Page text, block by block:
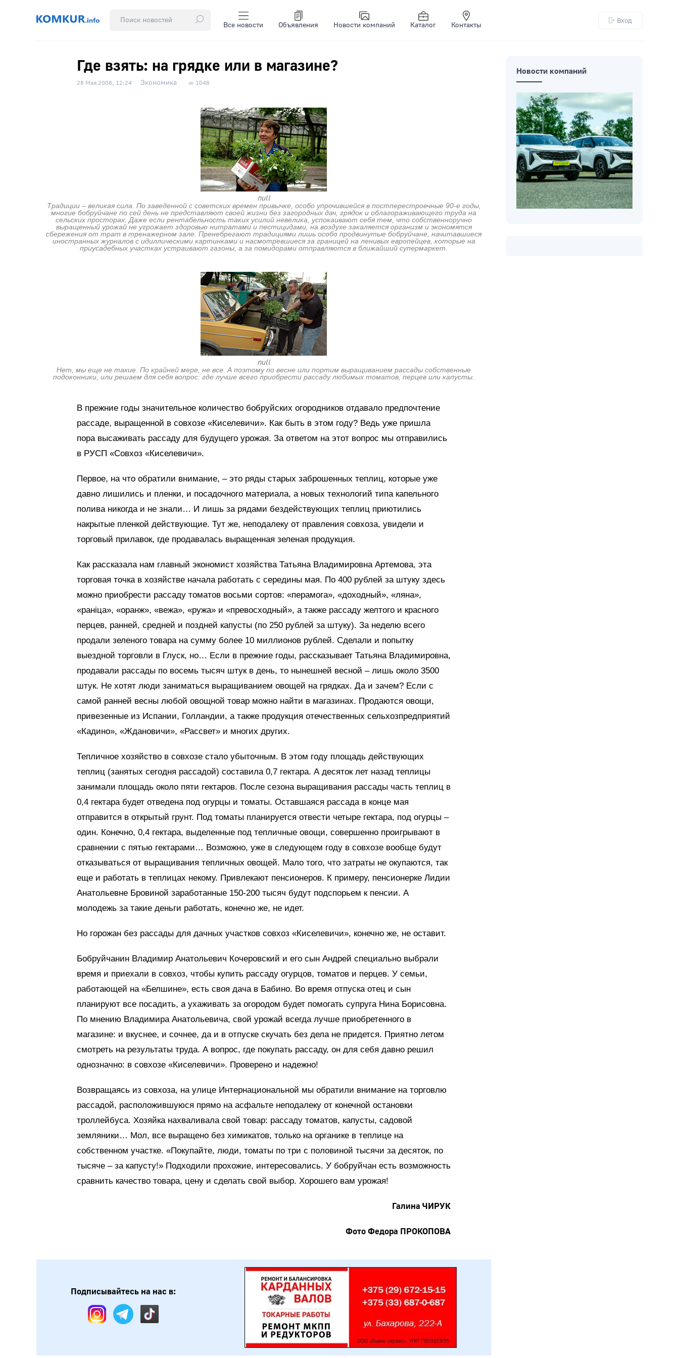
Все новости Объявления Новости компаний Каталог Контакты
Вход
Где взять: на грядке или в магазине?
28 Мая 2008, 12:24 Экономика 1048
null
Традиции – великая сила. По заведенной с советских времен привычке, особо упрочившейся в постперестроечные 90-е годы,
многие бобруйчане по сей день не представляют своей жизни без загородных дач, грядок и облагораживающего труда на
сельских просторах. Даже если рентабельность таких усилий невелика, успокаивают себя тем, что собственноручно
выращенный урожай не угрожает здоровью нитратами и пестицидами, на воздухе закаляется организм и экономятся
сбережения от трат в тренажерном зале. Пренебрегают традициями лишь особо продвинутые бобруйчане, начитавшиеся
иностранных журналов с идиллическими картинками и насмотревшиеся за границей на ленивых европейцев, которые на
приусадебных участках устраивают газоны, а за помидорами отправляются в ближайший супермаркет.
null
Нет, мы еще не такие. По крайней мере, не все. А поэтому по весне или портим выращиванием рассады собственные
подоконники, или решаем для себя вопрос: где лучше всего приобрести рассаду любимых томатов, перцев или капусты.
В прежние годы значительное количество бобруйских огородников отдавало предпочтение
рассаде, выращенной в совхозе «Киселевичи». Как быть в этом году? Ведь уже пришла
пора высаживать рассаду для будущего урожая. За ответом на этот вопрос мы отправились
в РУСП «Совхоз «Киселевичи».
Первое, на что обратили внимание, – это ряды старых заброшенных теплиц, которые уже
давно лишились и пленки, и посадочного материала, а новых технологий типа капельного
полива никогда и не знали… И лишь за рядами бездействующих теплиц приютились
накрытые пленкой действующие. Тут же, неподалеку от правления совхоза, увидели и
торговый прилавок, где продавалась выращенная зеленая продукция.
Как рассказала нам главный экономист хозяйства Татьяна Владимировна Артемова, эта
торговая точка в хозяйстве начала работать с середины мая. По 400 рублей за штуку здесь
можно приобрести рассаду томатов восьми сортов: «перамога», «доходный», «ляна»,
«ранiца», «оранж», «вежа», «ружа» и «превосходный», а также рассаду желтого и красного
перцев, ранней, средней и поздней капусты (по 250 рублей за штуку). За неделю всего
продали зеленого товара на сумму более 10 миллионов рублей. Сделали и попытку
выездной торговли в Глуск, но… Если в прежние годы, рассказывает Татьяна Владимировна,
продавали рассады по восемь тысяч штук в день, то нынешней весной – лишь около 3500
штук. Не хотят люди заниматься выращиванием овощей на грядках. Да и зачем? Если с
самой ранней весны любой овощной товар можно найти в магазинах. Продаются овощи,
привезенные из Испании, Голландии, а также продукция оте­чественных сельхозпредприятий
«Кадино», «Ждановичи», «Рассвет» и многих других.
Тепличное хозяйство в совхозе стало убыточным. В этом году площадь действующих
теплиц (занятых сегодня рассадой) составила 0,7 гектара. А десяток лет назад теплицы
занимали площадь около пяти гектаров. После сезона выращивания рассады часть теплиц в
0,4 гектара будет отведена под огурцы и томаты. Оставшаяся рассада в конце мая
отправится в открытый грунт. Под томаты планируется отвести четыре гектара, под огурцы –
один. Конечно, 0,4 гектара, выделенные под тепличные овощи, совершенно проигрывают в
сравнении с пятью гектарами… Возможно, уже в следующем году в совхозе вообще будут
отказываться от выращивания тепличных овощей. Мало того, что затраты не окупаются, так
еще и работать в теплицах некому. Привлекают пенсионеров. К примеру, пенсионерке Лидии
Анатольевне Бровиной заработанные 150-200 тысяч будут подспорьем к пенсии. А
молодежь за такие деньги работать, конечно же, не идет.
Но горожан без рассады для дачных участков совхоз «Киселевичи», конечно же, не оставит.
Бобруйчанин Владимир Анатольевич Кочеровский и его сын Андрей специально выбрали
время и приехали в совхоз, чтобы купить рассаду огурцов, томатов и перцев. У семьи,
работающей на «Белшине», есть своя дача в Бабино. Во время отпуска отец и сын
планируют все посадить, а ухаживать за огородом будет помогать супруга Нина Борисовна.
По мнению Владимира Анатольевича, свой урожай всегда лучше приобретенного в
магазине: и вкуснее, и сочнее, да и в отпуске скучать без дела не придется. Приятно летом
смотреть на результаты труда. А вопрос, где покупать рассаду, он для себя давно решил
однозначно: в сов­хозе «Киселевичи». Проверено и надежно!
Возвращаясь из совхоза, на улице Интернациональной мы обратили внимание на торговлю
рассадой, расположившуюся прямо на асфальте неподалеку от конечной остановки
троллейбуса. Хозяйка нахваливала свой товар: рассаду томатов, капусты, садовой
земляники… Мол, все выращено без химикатов, только на органике в теплице на
собственном участке. «Покупайте, люди, томаты по три с половиной тысячи за десяток, по
тысяче – за капусту!» Подходили прохожие, интересовались. У бобруйчан есть возможность
сравнить качество товара, цену и сделать свой выбор. Хорошего вам урожая!
Галина ЧИРУК
Фото Федора ПРОКОПОВА
Подписывайтесь на нас в:
Новости компаний